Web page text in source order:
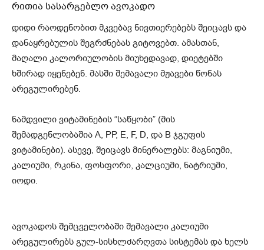
რითია სასარგებლო ავოკადო
დიდი რაოდენობით მკვებავ ნივთიერებებს შეიცავს და
დანაყრებულის შეგრძნებას გიტოვებთ. ამასთან,
მაღალი კალორიულობის მიუხედავად, დიეტებში
ხშირად იყენებენ. მასში შემავალი მჟავები წონას
არეგულირებენ.
ნამდვილი ვიტამინების “საწყობი” (მის
შემადგენლობაშია А, РР, Е, F, D, და В ჯგუფის
ვიტამინები). ასევე, შეიცავს მინერალებს: მაგნიუმი,
კალიუმი, რკინა, ფოსფორი, კალციუმი, ნატრიუმი,
იოდი.
ავოკადოს შემცველობაში შემავალი კალიუმი
არეგულირებს გულ-სისხლძარღვთა სისტემას და ხელს